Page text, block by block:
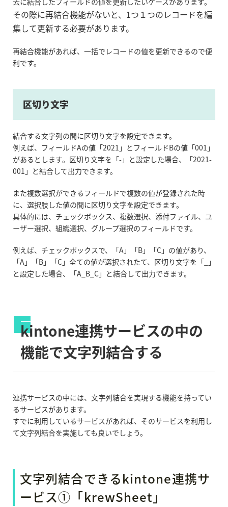
その際に再結合機能がないと、1つ１つのレコードを編
集して更新する必要があります。
再結合機能があれば、一括でレコードの値を更新できるので便
利です。
区切り文字
結合する文字列の間に区切り文字を設定できます。
例えば、フィールドAの値「2021」とフィールドBの値「001」
があるとします。区切り文字を「-」と設定した場合、「2021-
001」と結合して出力できます。
また複数選択ができるフィールドで複数の値が登録された時
に、選択肢した値の間に区切り文字を設定できます。
具体的には、チェックボックス、複数選択、添付ファイル、ユ
ーザー選択、組織選択、グループ選択のフィールドです。
例えば、チェックボックスで、「A」「B」「C」の値があり、
「A」「B」「C」全ての値が選択されたて、区切り文字を「_」
と設定した場合、「A_B_C」と結合して出力できます。
kintone連携サービスの中の
機能で文字列結合する
連携サービスの中には、文字列結合を実現する機能を持ってい
るサービスがあります。
すでに利用しているサービスがあれば、そのサービスを利用し
て文字列結合を実施しても良いでしょう。
文字列結合できるkintone連携サ
ービス①「krewSheet」